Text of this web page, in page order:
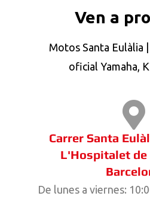
Ven a
Motos Santa Eulàlia
oficial Yamaha,
Carrer Santa
L'Hospitalet
De lunes a viernes: